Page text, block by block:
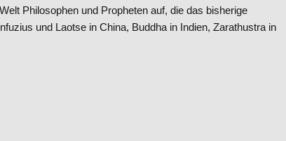
Philosophen und Propheten auf, die das bisherige
und Laotse in China, Buddha in Indien, Zarathustra in